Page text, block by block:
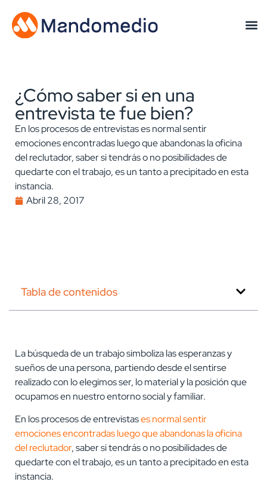
¿Cómo saber si en una
entrevista te fue bien?
En los procesos de entrevistas es normal sentir
emociones encontradas luego que abandonas la oficina
del reclutador, saber si tendrás o no posibilidades de
quedarte con el trabajo, es un tanto a precipitado en esta
instancia.
Abril 28, 2017
Tabla de contenidos
La búsqueda de un trabajo simboliza las esperanzas y
sueños de una persona, partiendo desde el sentirse
realizado con lo elegimos ser, lo material y la posición que
ocupamos en nuestro entorno social y familiar.
En los procesos de entrevistases normal sentir
emociones encontradas luego que abandonas la oficina
del reclutador, saber si tendrás o no posibilidades de
quedarte con el trabajo, es un tanto a precipitado en esta
instancia.